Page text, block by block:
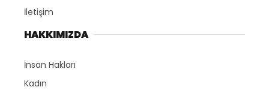
İletişim
HAKKIMIZDA
İnsan Hakları
Kadın